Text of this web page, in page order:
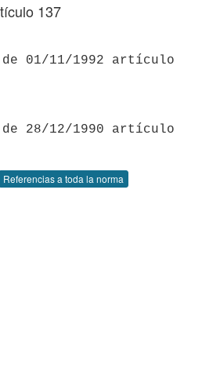
137
Referencias a toda la norma